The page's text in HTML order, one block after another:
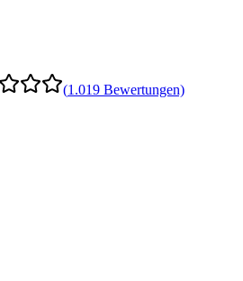
(1.019 Bewertungen)